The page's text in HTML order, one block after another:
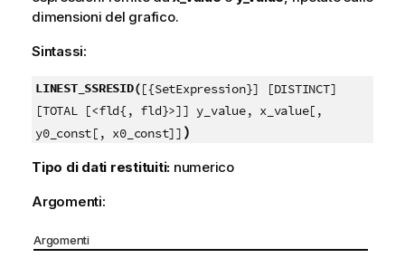
dimensioni del grafico.
Sintassi:
LINEST_SSRESID([{SetExpression}] [DISTINCT]
[TOTAL [<fld{, fld}>]] y_value, x_value[,
y0_const[, x0_const]] )
Tipo di dati restituiti: numerico
Argomenti:
Argomenti